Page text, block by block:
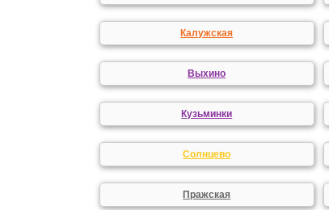
Калужская
Выхино
Кузьминки
Солнцево
Пражская